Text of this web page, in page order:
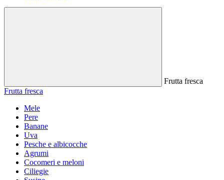
Frutta fresca
Frutta fresca
Mele
Pere
Banane
Uva
Pesche e albicocche
Agrumi
Cocomeri e meloni
Ciliegie